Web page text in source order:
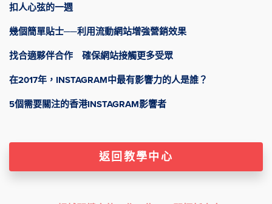
扣人心弦的一週
幾個簡單貼士──利用流動網站增強營銷效果
找合適夥伴合作 確保網站接觸更多受眾
在2017年，INSTAGRAM中最有影響力的人是誰？
5個需要關注的香港INSTAGRAM影響者
返回教學中心